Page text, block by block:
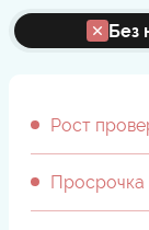
Без
Рост
Просрочка